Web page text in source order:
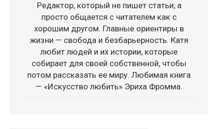
Редактор, который не пишет статьи, а
просто общается с читателем как с
хорошим другом. Главные ориентиры в
жизни — свобода и безбарьерность. Катя
любит людей и их истории, которые
собирает для своей собственной, чтобы
потом рассказать ее миру. Любимая книга
— «Искусство любить» Эриха Фромма.